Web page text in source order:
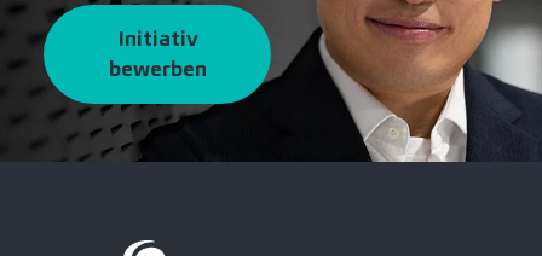
Initiativ
bewerben